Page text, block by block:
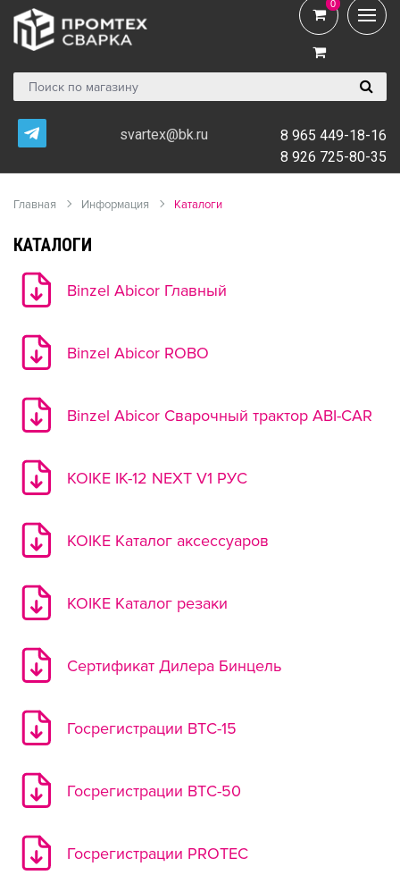
svartex@bk.ru
8 965 449-18-16
8 926 725-80-35
0
0
Главная Информация Каталоги
КАТАЛОГИ
Binzel Abicor Главный
Binzel Abicor ROBO
Binzel Abicor Сварочный трактор ABI-CAR
KOIKE IK-12 NEXT V1 РУС
KOIKE Каталог аксессуаров
KOIKE Каталог резаки
Сертификат Дилера Бинцель
Госрегистрации BTC-15
Госрегистрации BTC-50
Госрегистрации PROTEC